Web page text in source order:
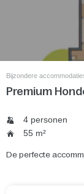
Bijzondere
Premium
4 personen
55 m²
De perfecte